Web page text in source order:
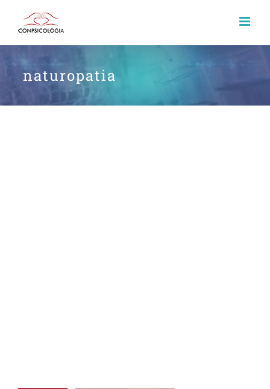
naturopatia